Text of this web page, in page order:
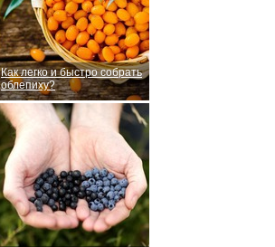
Как легко и быстро собрать
облепиху?